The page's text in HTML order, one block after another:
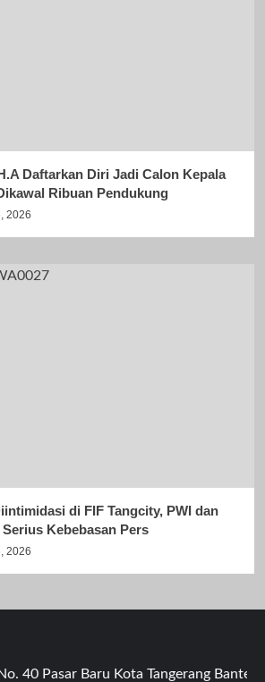
Daftarkan Diri Jadi Calon Kepala
Ribuan Pendukung
2026
di FIF Tangcity, PWI dan
Kebebasan Pers
2026
Baru Kota Tangerang Banten